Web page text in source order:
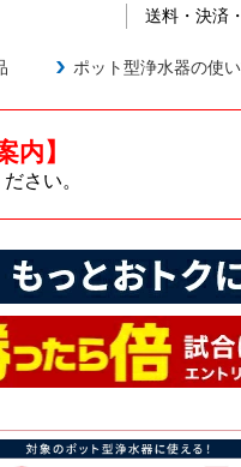
送料・決済
ポット型浄水器の使
内】
さい。